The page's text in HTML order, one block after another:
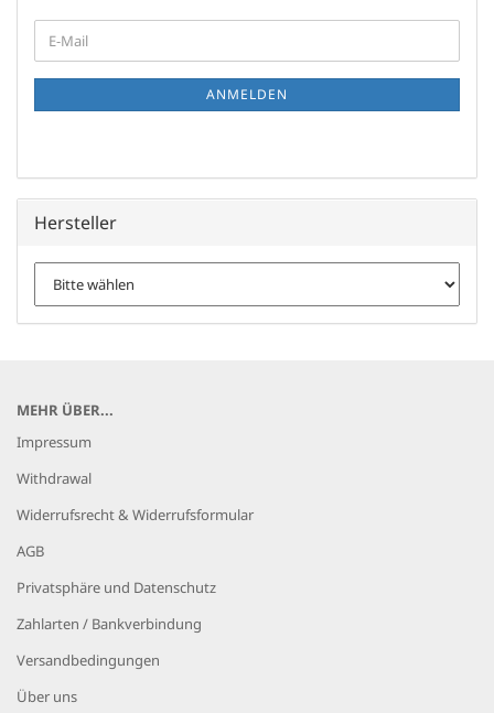
ZUR
NEWSLETTER-
E-
Mail
ANMELDEN
Hersteller
MEHR ÜBER...
Impressum
Withdrawal
Widerrufsrecht & Widerrufsformular
AGB
Privatsphäre und Datenschutz
Zahlarten / Bankverbindung
Versandbedingungen
Über uns